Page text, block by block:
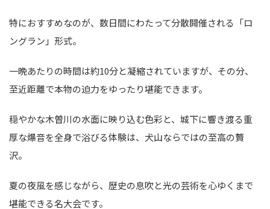
特におすすめなのが、数日間にわたって分散開催される「ロ
ングラン」形式。
一晩あたりの時間は約10分と凝縮されていますが、その分、
至近距離で本物の迫力をゆったり堪能できます。
穏やかな木曽川の水面に映り込む色彩と、城下に響き渡る重
厚な爆音を全身で浴びる体験は、犬山ならではの至高の贅
沢。
夏の夜風を感じながら、歴史の息吹と光の芸術を心ゆくまで
堪能できる名大会です。